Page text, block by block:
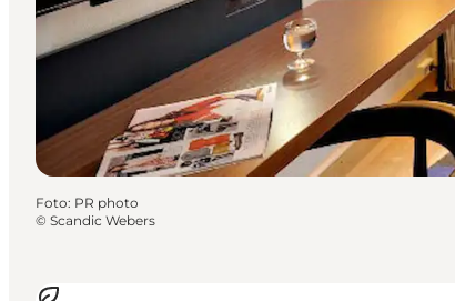
Foto: PR photo
© Scandic Webers